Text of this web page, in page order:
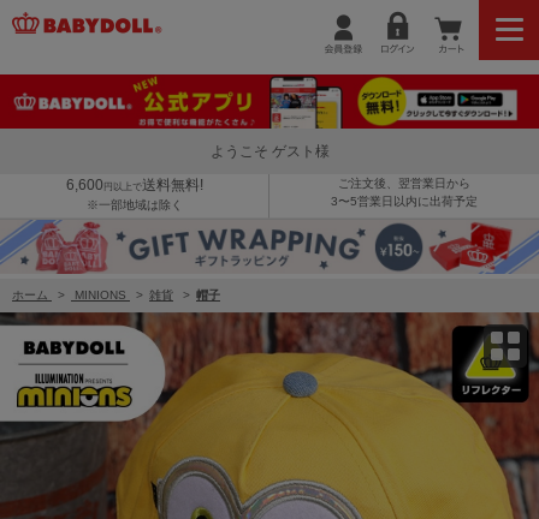
ようこそ ゲスト様
6,600 円以上で送料無料!
※一部地域は除く
ご注文後、翌営業日から
3〜5営業日以内に出荷予定
ホーム > MINIONS > 雑貨 > 帽子